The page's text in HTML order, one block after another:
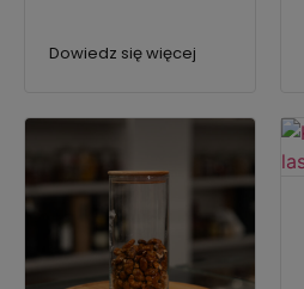
Dowiedz się więcej